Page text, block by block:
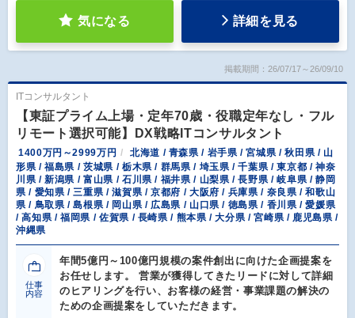
気になる 詳細を見る
掲載期間：26/07/17～26/09/10
ITコンサルタント
【東証プライム上場・定年70歳・役職定年なし・フル
リモート選択可能】DX戦略ITコンサルタント
1400万円～2999万円
北海道 / 青森県 / 岩手県 / 宮城県 / 秋田県 / 山
形県 / 福島県 / 茨城県 / 栃木県 / 群馬県 / 埼玉県 / 千葉県 / 東京都 / 神奈
川県 / 新潟県 / 富山県 / 石川県 / 福井県 / 山梨県 / 長野県 / 岐阜県 / 静岡
県 / 愛知県 / 三重県 / 滋賀県 / 京都府 / 大阪府 / 兵庫県 / 奈良県 / 和歌山
県 / 鳥取県 / 島根県 / 岡山県 / 広島県 / 山口県 / 徳島県 / 香川県 / 愛媛県
/ 高知県 / 福岡県 / 佐賀県 / 長崎県 / 熊本県 / 大分県 / 宮崎県 / 鹿児島県 /
沖縄県
仕事
内容
年間5億円～100億円規模の案件創出に向けた企画提案を
お任せします。 営業が獲得してきたリードに対して詳細
のヒアリングを行い、お客様の経営・事業課題の解決の
ための企画提案をしていただきます。